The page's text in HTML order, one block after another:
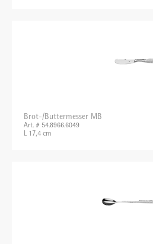
Brot-/Buttermesser MB
Art. # 54.8966.6049
L 17,4 cm